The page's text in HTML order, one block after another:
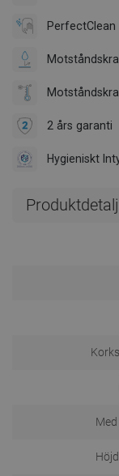
PerfectClean
2 års garanti
Hygieniskt